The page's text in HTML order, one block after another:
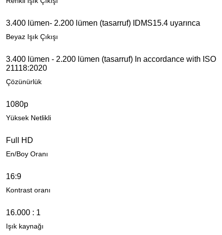
3.400 lümen- 2.200 lümen (tasarruf) IDMS15.4 uyarınca
Beyaz Işık Çıkışı
3.400 lümen - 2.200 lümen (tasarruf) In accordance with ISO
21118:2020
Çözünürlük
1080p
Yüksek Netlikli
Full HD
En/Boy Oranı
16:9
Kontrast oranı
16.000 : 1
Işık kaynağı